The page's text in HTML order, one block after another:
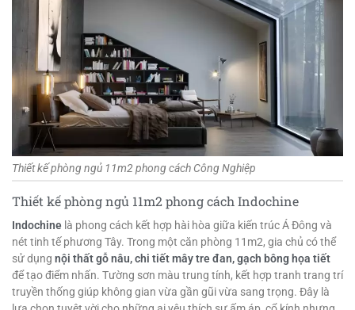
Thiết kế phòng ngủ 11m2 phong cách Công Nghiệp
Thiết kế phòng ngủ 11m2 phong cách Indochine
Indochine là phong cách kết hợp hài hòa giữa kiến trúc Á Đông và
nét tinh tế phương Tây. Trong một căn phòng 11m2, gia chủ có thể
sử dụng nội thất gỗ nâu, chi tiết mây tre đan, gạch bông họa tiết
để tạo điểm nhấn. Tường sơn màu trung tính, kết hợp tranh trang trí
truyền thống giúp không gian vừa gần gũi vừa sang trọng. Đây là